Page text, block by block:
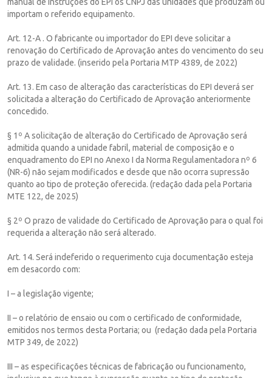
importam o referido equipamento.
Art. 12-A . O fabricante ou importador do EPI deve solicitar a
renovação do Certificado de Aprovação antes do vencimento do seu
prazo de validade. (inserido pela Portaria MTP 4389, de 2022)
Art. 13. Em caso de alteração das características do EPI deverá ser
solicitada a alteração do Certificado de Aprovação anteriormente
concedido.
§ 1º A solicitação de alteração do Certificado de Aprovação será
admitida quando a unidade fabril, material de composição e o
enquadramento do EPI no Anexo I da Norma Regulamentadora nº 6
(NR-6) não sejam modificados e desde que não ocorra supressão
quanto ao tipo de proteção oferecida. (redação dada pela Portaria
MTE 122, de 2025)
§ 2º O prazo de validade do Certificado de Aprovação para o qual foi
requerida a alteração não será alterado.
Art. 14. Será indeferido o requerimento cuja documentação esteja
em desacordo com:
I – a legislação vigente;
II – o relatório de ensaio ou com o certificado de conformidade,
emitidos nos termos desta Portaria; ou (redação dada pela Portaria
MTP 349, de 2022)
III – as especificações técnicas de fabricação ou funcionamento,